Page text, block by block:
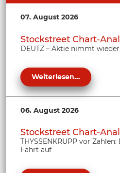
07. August 2026
Stockstreet Chart-
DEUTZ – Aktie nimmt
Weiterlesen...
06. August 2026
Stockstreet Chart-
THYSSENKRUPP vor
Fahrt auf